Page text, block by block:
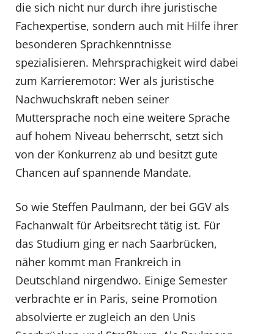
die sich nicht nur durch ihre juristische
Fachexpertise, sondern auch mit Hilfe ihrer
besonderen Sprachkenntnisse
spezialisieren. Mehrsprachigkeit wird dabei
zum Karrieremotor: Wer als juristische
Nachwuchskraft neben seiner
Muttersprache noch eine weitere Sprache
auf hohem Niveau beherrscht, setzt sich
von der Konkurrenz ab und besitzt gute
Chancen auf spannende Mandate.
So wie Steffen Paulmann, der bei GGV als
Fachanwalt für Arbeitsrecht tätig ist. Für
das Studium ging er nach Saarbrücken,
näher kommt man Frankreich in
Deutschland nirgendwo. Einige Semester
verbrachte er in Paris, seine Promotion
absolvierte er zugleich an den Unis